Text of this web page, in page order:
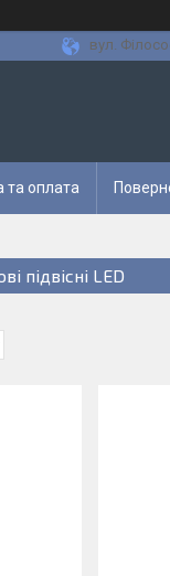
вул.
та оплата
підвісні LED